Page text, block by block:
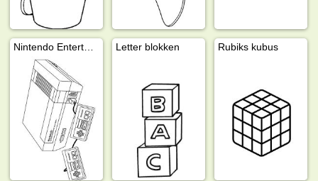
Letter blokken Rubiks kubus